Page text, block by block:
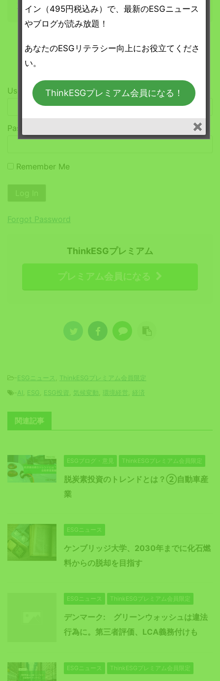
。
「ThinkESG プレミアム」会員の方はログイ
Username or E-mail
Password
Remember Me
Forgot Password
ThinkESGプレミアム
プレミアム会員になる
-ESGニュース
ThinkESGプレミアム会員限定
AI ESG ESG投資 気候変動 環境経営 経済
関連記事
ESGブログ・意見 ThinkESGプレミアム会員限定
脱炭素投資のトレンドとは？②自動車産
業
ESGニュース
ケンブリッジ大学、2030年までに化石燃
料からの脱却を目指す
ESGニュース ThinkESGプレミアム会員限定
デンマーク: グリーンウォッシュは違法
行為に。第三者評価、LCA義務付けも
ESGニュース ThinkESGプレミアム会員限定
イン（495円税込み）で、最新のESGニュース
やブログが読み放題！
あなたのESGリテラシー向上にお役立てくださ
い。
ThinkESGプレミアム会員になる！